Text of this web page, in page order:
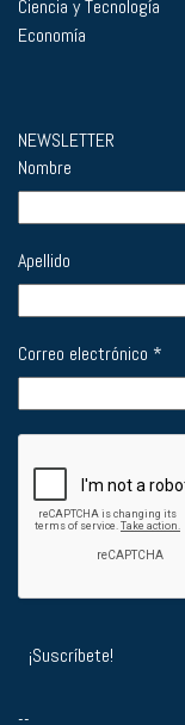
Ciencia y Tecnología
Economía
NEWSLETTER
Nombre
Apellido
Correo electrónico *